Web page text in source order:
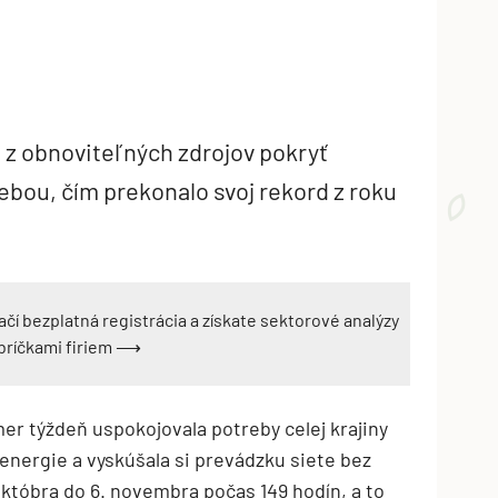
obnoviteľných zdrojov pokryť
čím prekonalo svoj rekord z roku
bezplatná registrácia a získate sektorové analýzy
firiem ⟶
týždeň uspokojovala potreby celej krajiny
a vyskúšala si prevádzku siete bez
do 6. novembra počas 149 hodín, a to